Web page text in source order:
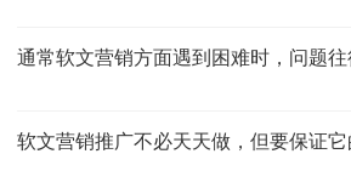
通常软文营销方面遇到困难时，问题
软文营销推广不必天天做，但要保证